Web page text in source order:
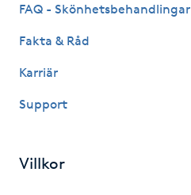
Klippning
Koppningsmassage
FAQ - Skönhetsbehandlingar
Fakta & Råd
Karriär
Support
Villkor